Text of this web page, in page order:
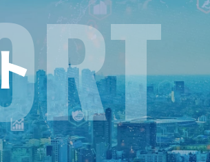
役立ちコラム
ライバシーポリシー
問い合わせ